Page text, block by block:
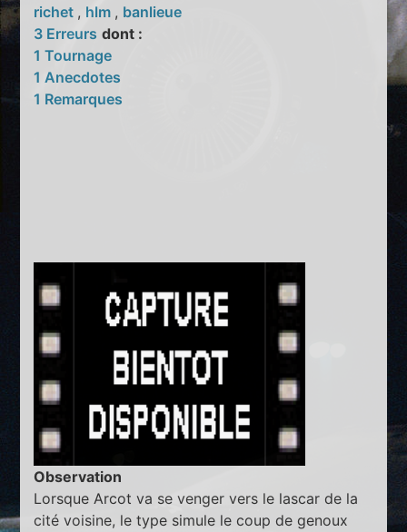
richet , hlm , banlieue
3 Erreurs dont :
1 Tournage
1 Anecdotes
1 Remarques
Observation
Lorsque Arcot va se venger vers le lascar de la
cité voisine, le type simule le coup de genoux